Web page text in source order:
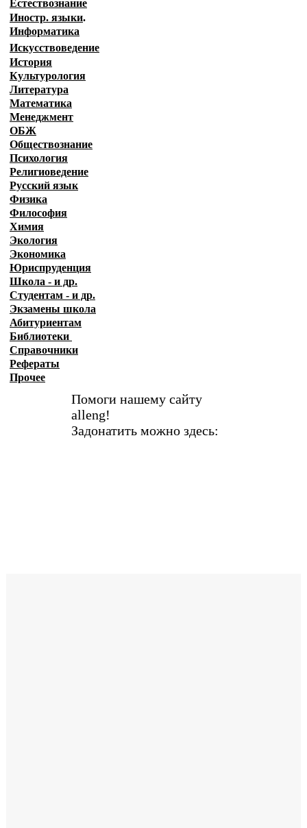
Иностр. языки.
Информатика
Искусствоведение
История
Культурология
Литература
Математика
Менеджмент
ОБЖ
Обществознание
Психология
Религиоведение
Русский язык
Физика
Философия
Химия
Экология
Экономика
Юриспруденция
Школа - и др.
Студентам - и др.
Экзамены школа
Абитуриентам
Библиотеки
Справочники
Рефераты
Прочее
Помоги нашему сайту
alleng!
Задонатить можно здесь: